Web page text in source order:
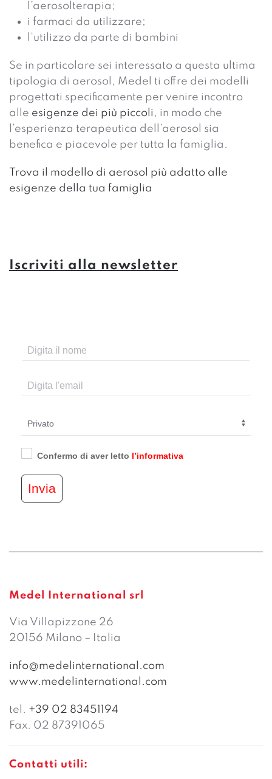
l’aerosolterapia;
i farmaci da utilizzare;
l’utilizzo da parte di bambini
Se in particolare sei interessato a questa ultima
tipologia di aerosol, Medel ti offre dei modelli
progettati specificamente per venire incontro
alle esigenze dei più piccoli , in modo che
l’esperienza terapeutica dell’aerosol sia
benefica e piacevole per tutta la famiglia.
Trova il modello di aerosol più adatto alle
esigenze della tua famiglia
Iscriviti alla newsletter
Confermo di aver letto l’informativa
Invia
Medel International srl
Via Villapizzone 26
20156 Milano – Italia
info@medelinternational.com
www.medelinternational.com
tel. +39 02 83451194
Fax. 02 87391065
Contatti utili: